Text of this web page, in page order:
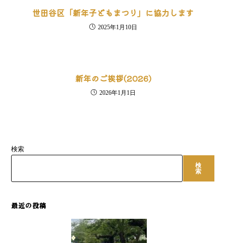
世田谷区「新年子どもまつり」に協力します
2025年1月10日
新年のご挨拶(2026)
2026年1月1日
検索
検
索
最近の投稿